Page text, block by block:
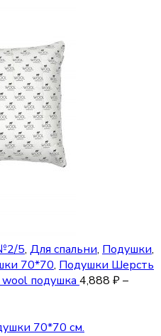
5, Для спальни, Подушки,
70*70, Подушки Шерсть
wool подушка 4,888 ₽–
70*70 см.